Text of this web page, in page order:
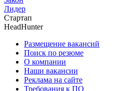
Лидер
Стартап
HeadHunter
Размещение вакансий
Поиск по резюме
О компании
Наши вакансии
Реклама на сайте
Требования к ПО